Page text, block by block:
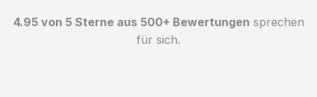
4.95 von 5 Sterne aus 500+ Bewertungen sprechen
für sich.